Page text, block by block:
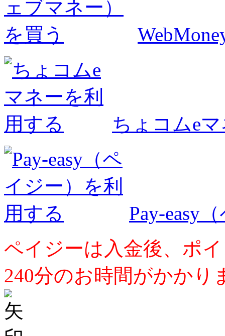
ちょコムe
Pay-easy
ペイジーは入金後、ポ
240分のお時間がかかり